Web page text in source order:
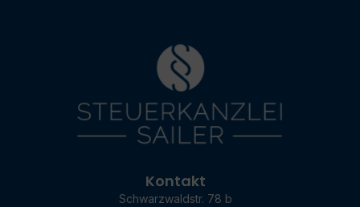
Kontakt
Schwarzwaldstr. 78 b